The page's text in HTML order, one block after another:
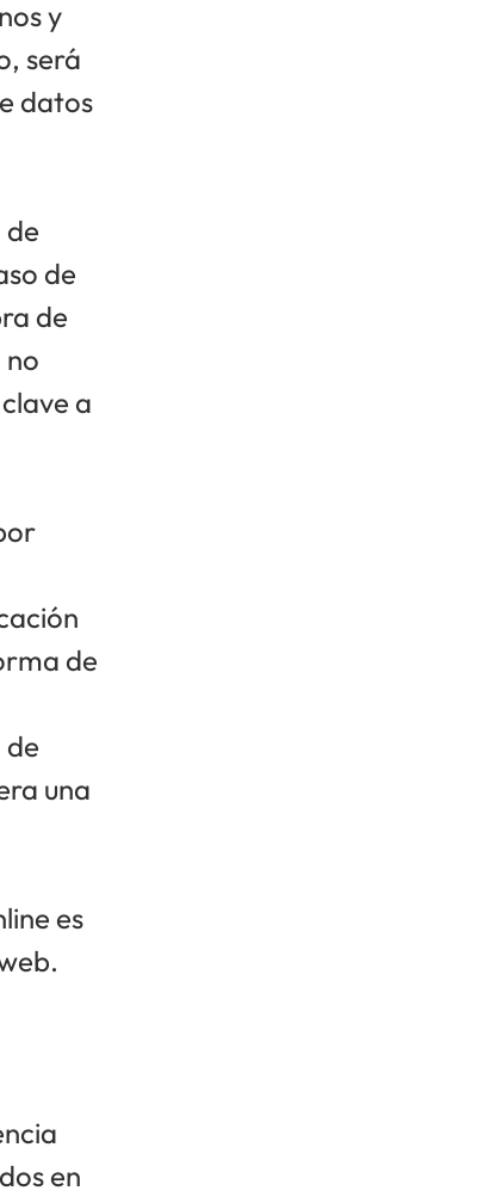
y
será
datos
de
de
de
no
a
de
de
una
es
en